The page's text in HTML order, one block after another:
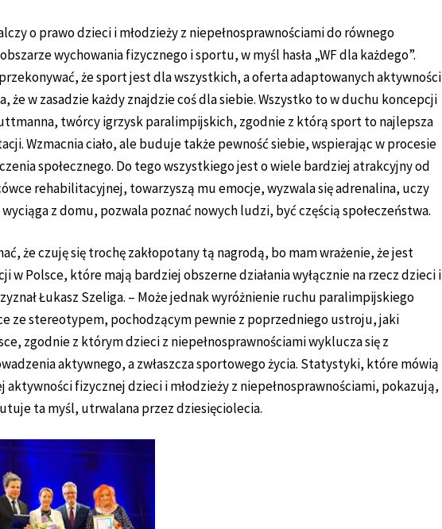
o prawo dzieci i młodzieży z niepełnosprawnościami do równego
wychowania fizycznego i sportu, w myśl hasła „WF dla każdego”.
że sport jest dla wszystkich, a oferta adaptowanych aktywności
że w zasadzie każdy znajdzie coś dla siebie. Wszystko to w duchu koncepcji
twórcy igrzysk paralimpijskich, zgodnie z którą sport to najlepsza
Wzmacnia ciało, ale buduje także pewność siebie, wspierając w procesie
społecznego. Do tego wszystkiego jest o wiele bardziej atrakcyjny od
rehabilitacyjnej, towarzyszą mu emocje, wyzwala się adrenalina, uczy
z domu, pozwala poznać nowych ludzi, być częścią społeczeństwa.
że czuję się trochę zakłopotany tą nagrodą, bo mam wrażenie, że jest
w Polsce, które mają bardziej obszerne działania wyłącznie na rzecz dzieci i
Łukasz Szeliga. – Może jednak wyróżnienie ruchu paralimpijskiego
ze stereotypem, pochodzącym pewnie z poprzedniego ustroju, jaki
zgodnie z którym dzieci z niepełnosprawnościami wyklucza się z
aktywnego, a zwłaszcza sportowego życia. Statystyki, które mówią
aktywności fizycznej dzieci i młodzieży z niepełnosprawnościami, pokazują,
ta myśl, utrwalana przez dziesięciolecia.